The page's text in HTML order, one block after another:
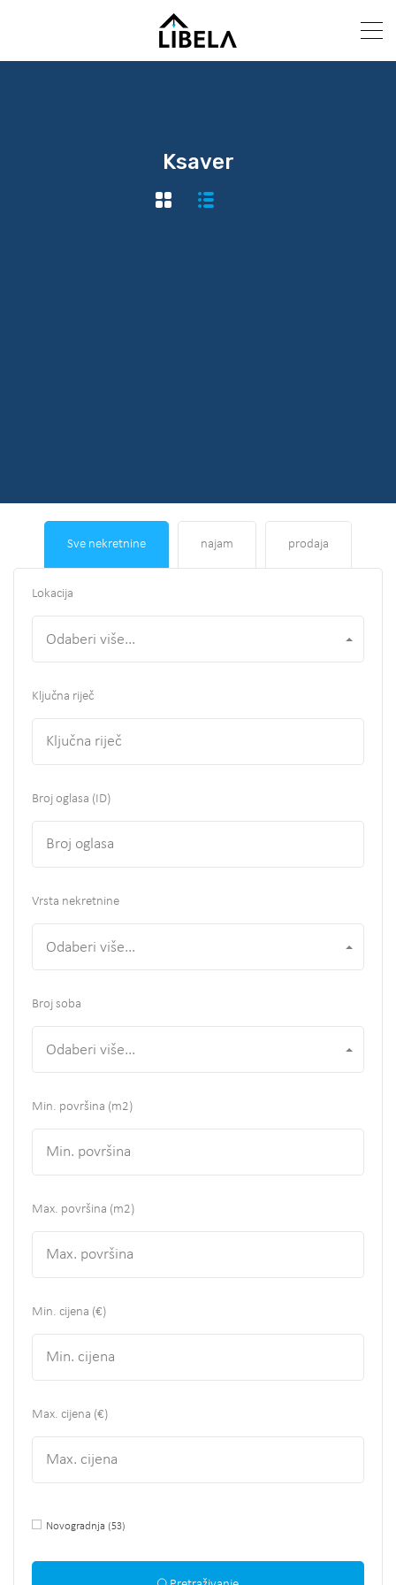
Ksaver
Sve nekretnine najam prodaja
Lokacija
Odaberi više...
Ključna riječ
Broj oglasa (ID)
Vrsta nekretnine
Odaberi više...
Broj soba
Odaberi više...
Min. površina (m2)
Max. površina (m2)
Min. cijena (€)
Max. cijena (€)
Novogradnja (53)